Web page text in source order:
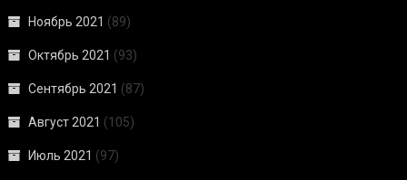
Ноябрь 2021 (89)
Октябрь 2021 (93)
Сентябрь 2021 (87)
Август 2021 (105)
Июль 2021 (97)